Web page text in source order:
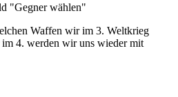
"Gegner wählen"
Waffen wir im 3. Weltkrieg
4. werden wir uns wieder mit